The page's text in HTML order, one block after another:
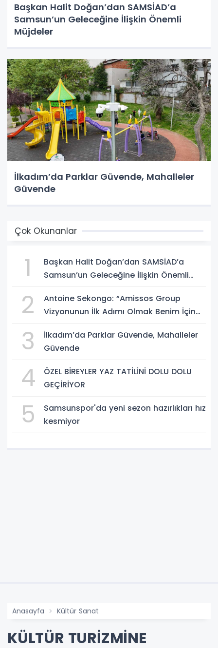
Başkan Halit Doğan’dan SAMSİAD’a
Samsun’un Geleceğine İlişkin Önemli
Müjdeler
İlkadım’da Parklar Güvende, Mahalleler
Güvende
Çok Okunanlar
1
Başkan Halit Doğan’dan SAMSİAD’a
Samsun’un Geleceğine İlişkin Önemli
2
Antoine Sekongo: “Amissos Group
Vizyonunun İlk Adımı Olmak Benim İçin
3
İlkadım’da Parklar Güvende, Mahalleler
Güvende
4
ÖZEL BİREYLER YAZ TATİLİNİ DOLU DOLU
GEÇİRİYOR
5
Samsunspor'da yeni sezon hazırlıkları hız
kesmiyor
Anasayfa Kültür Sanat
KÜLTÜR TURİZMİNE